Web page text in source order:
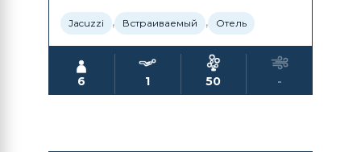
Jacuzzi , Встраиваемый , Отель
6 1 50 -